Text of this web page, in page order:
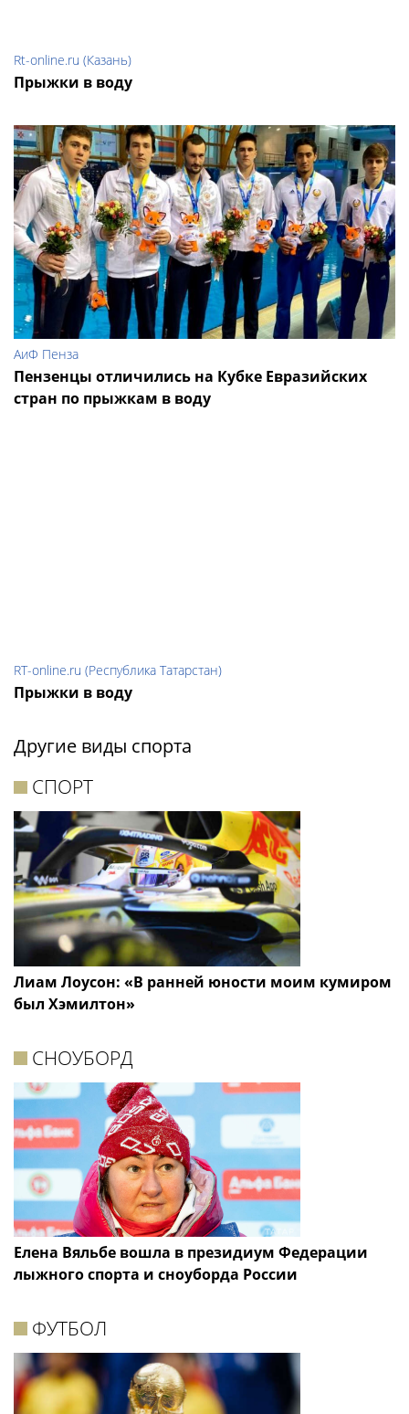
Rt-online.ru (Казань)
Прыжки в воду
АиФ Пенза
Пензенцы отличились на Кубке Евразийских
стран по прыжкам в воду
RT-online.ru (Республика Татарстан)
Прыжки в воду
Другие виды спорта
СПОРТ
Лиам Лоусон: «В ранней юности моим кумиром
был Хэмилтон»
СНОУБОРД
Елена Вяльбе вошла в президиум Федерации
лыжного спорта и сноуборда России
ФУТБОЛ